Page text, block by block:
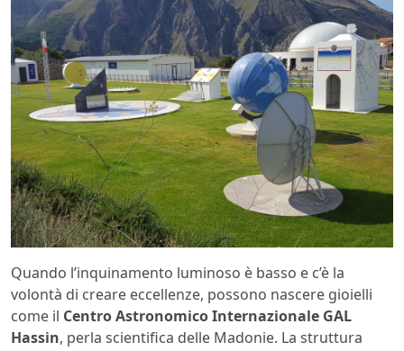
Quando l’inquinamento luminoso è basso e c’è la
volontà di creare eccellenze, possono nascere gioielli
come il Centro Astronomico Internazionale GAL
Hassin, perla scientifica delle Madonie. La struttura